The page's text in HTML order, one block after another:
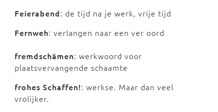
Feierabend: de tijd na je werk, vrije tijd
Fernweh: verlangen naar een ver oord
fremdschämen: werkwoord voor
plaatsvervangende schaamte
frohes Schaffen!: werkse. Maar dan veel
vrolijker.